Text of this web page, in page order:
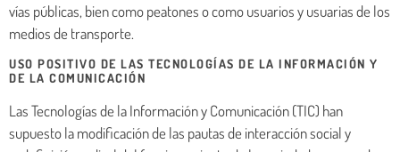
vías públicas, bien como peatones o como usuarios y usuarias de los
medios de transporte.
USO POSITIVO DE LAS TECNOLOGÍAS DE LA INFORMACIÓN Y
DE LA COMUNICACIÓN
Las Tecnologías de la Información y Comunicación (TIC) han
supuesto la modificación de las pautas de interacción social y